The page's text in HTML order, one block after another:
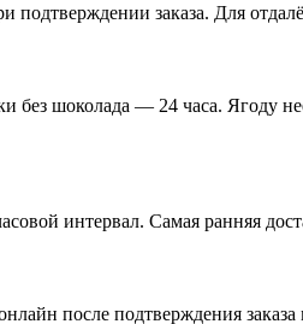
заказа. Для
шоколада — 24 часа. Ягоду
интервал. Самая ранняя
после подтверждения